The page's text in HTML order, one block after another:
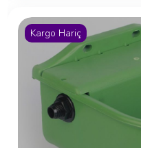
Kargo Hariç